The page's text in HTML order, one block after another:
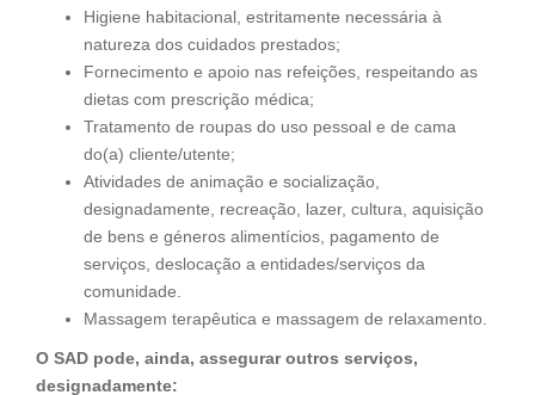
Higiene habitacional, estritamente necessária à
natureza dos cuidados prestados;
Fornecimento e apoio nas refeições, respeitando as
dietas com prescrição médica;
Tratamento de roupas do uso pessoal e de cama
do(a) cliente/utente;
Atividades de animação e socialização,
designadamente, recreação, lazer, cultura, aquisição
de bens e géneros alimentícios, pagamento de
serviços, deslocação a entidades/serviços da
comunidade.
Massagem terapêutica e massagem de relaxamento.
O SAD pode, ainda, assegurar outros serviços,
designadamente: